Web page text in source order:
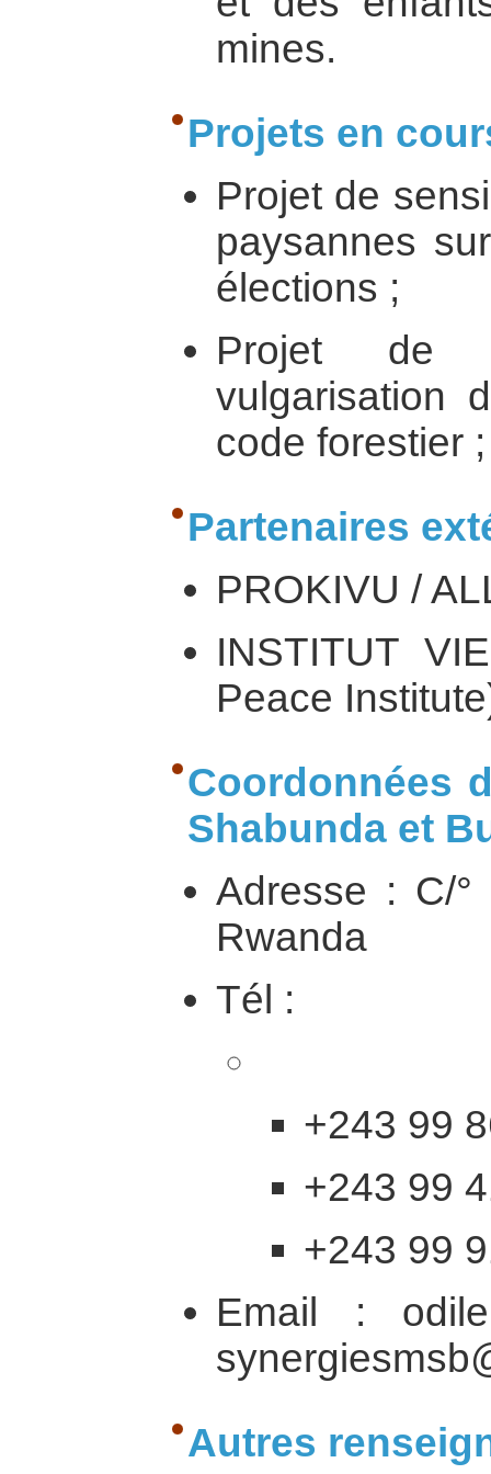
mines.
Projets en
Projet de
paysannes
élections ;
Projet de
vulgarisation
code forestier ;
Partenaires
PROKIVU /
INSTITUT
Peace
Coordonnées
Shabunda et
Adresse : C/
Rwanda
Tél :
+243 99
+243 99
+243 99
Email :
Autres